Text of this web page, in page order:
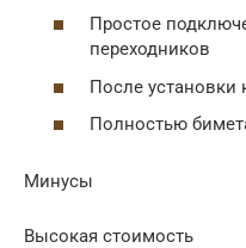
Простое
переходников
После
Полностью
Минусы
Высокая стоимость